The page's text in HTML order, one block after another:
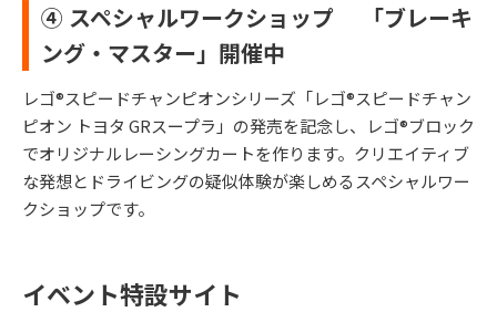
④ スペシャルワークショップ 「ブレーキ
ング・マスター」開催中
レゴ®スピードチャンピオンシリーズ「レゴ®スピードチャン
ピオン トヨタ GRスープラ」の発売を記念し、レゴ®ブロック
でオリジナルレーシングカートを作ります。クリエイティブ
な発想とドライビングの疑似体験が楽しめるスペシャルワー
クショップです。
イベント特設サイト